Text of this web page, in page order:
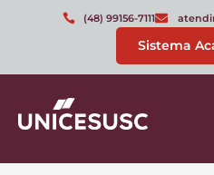
(48) 99156-7111
Sistema